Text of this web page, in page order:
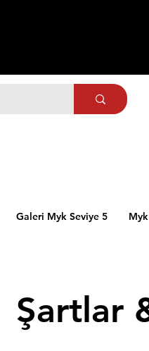
Galeri Myk Seviye 5
Şartlar